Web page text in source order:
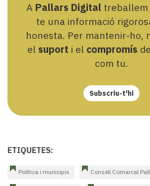
A Pallars Digital
te una informació
honesta. Per mantenir-ho,
el suport i el compromís
com tu.
Subscriu-t'hi
ETIQUETES:
Política i municipis Consell Comarcal